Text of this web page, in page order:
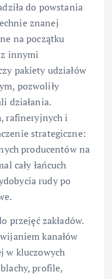
do powstania
znanej
na początku
z innymi
pakiety udziałów
pozwoliły
działania.
rafineryjnych i
strategiczne:
producentów na
cały łańcuch
rudy po
przejęć zakładów.
kanałów
w kluczowych
profile,